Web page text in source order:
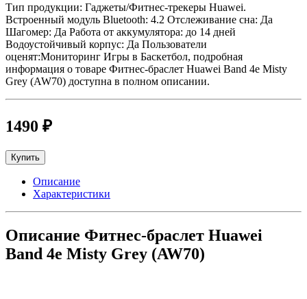
Тип продукции: Гаджеты/Фитнес-трекеры Huawei.
Встроенный модуль Bluetooth: 4.2 Отслеживание сна: Да
Шагомер: Да Работа от аккумулятора: до 14 дней
Водоустойчивый корпус: Да Пользователи
оценят:Мониторинг Игры в Баскетбол, подробная
информация о товаре Фитнес-браслет Huawei Band 4e Misty
Grey (AW70) доступна в полном описании.
1490 ₽
Купить
Описание
Характеристики
Описание Фитнес-браслет Huawei
Band 4e Misty Grey (AW70)